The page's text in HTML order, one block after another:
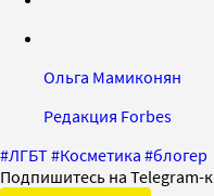
Ольга Мамиконян
Редакция Forbes
#ЛГБТ#Косметика #блогер
Подпишитесь на Telegram-